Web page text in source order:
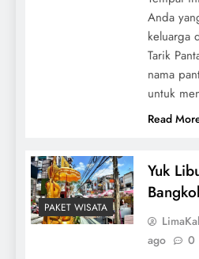
Anda
keluarga
Tarik
nama
untuk
Read
PAKET WISATA
Yuk
ago
0